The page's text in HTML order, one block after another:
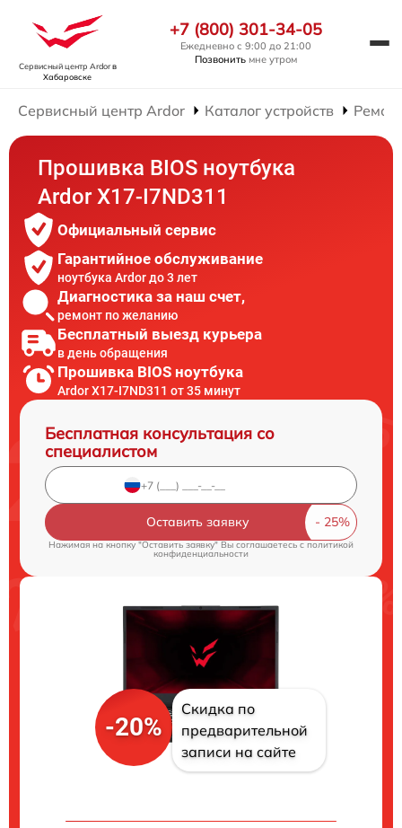
Сервисный центр Ardorв
Хабаровске
+7 (800) 301-34-05
Ежедневно с 9:00 до 21:00
Позвонить мне утром
Сервисный центр Ardor Каталог устройств
Прошивка BIOS ноутбука
Ardor X17-I7ND311
Официальный сервис
Гарантийное обслуживание
ноутбука Ardor до 3 лет
Диагностика за наш счет,
ремонт по желанию
Бесплатный выезд курьера
в день обращения
Прошивка BIOS ноутбука
Ardor X17-I7ND311 от 35 минут
Бесплатная консультация со
специалистом
Оставить заявку
Нажимая на кнопку "Оставить заявку" Вы соглашаетесь cполитикой
конфиденциальности
-20%
Скидка по
предварительной
записи на сайте